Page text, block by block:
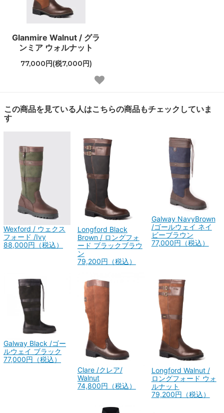
Glanmire Walnut / グラ
ンミア ウォルナット
77,000円(税7,000円)
この商品を見ている人はこちらの商品もチェックしていま
す
Wexford / ウェクス
フォード /Ivy
88,000円（税込）
Longford Black
Brown / ロングフォ
ード ブラックブラウ
ン
79,200円（税込）
Galway NavyBrown
/ゴールウェイ ネイ
ビーブラウン
77,000円（税込）
Galway Black /ゴー
ルウェイ ブラック
77,000円（税込）
Clare /クレア/
Walnut
74,800円（税込）
Longford Walnut /
ロングフォード ウォ
ルナット
79,200円（税込）